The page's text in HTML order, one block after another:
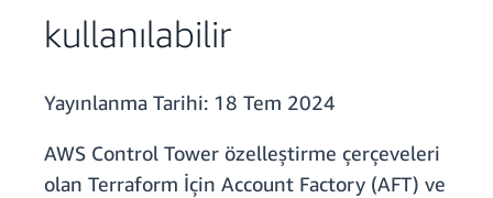
kullanılabilir
Yayınlanma Tarihi: 18 Tem 2024
AWS Control Tower özelleştirme çerçeveleri
olan Terraform İçin Account Factory (AFT) ve